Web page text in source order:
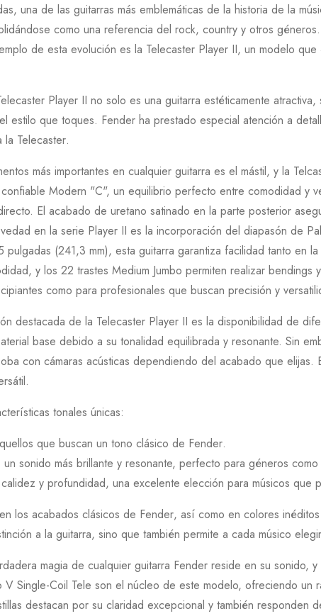
una de las guitarras más emblemáticas de la historia de la
como una referencia del rock, country y otros
de esta evolución es la Telecaster Player II, un modelo que
Player II no solo es una guitarra estéticamente
estilo que toques. Fender ha prestado especial atención a
la Telecaster.
más importantes en cualquier guitarra es el mástil, y la
Modern "C", un equilibrio perfecto entre comodidad y
El acabado de uretano satinado en la parte posterior
en la serie Player II es la incorporación del diapasón de
pulgadas (241,3 mm), esta guitarra garantiza facilidad tanto en
y los 22 trastes Medium Jumbo permiten realizar bendings
como para profesionales que buscan precisión y
destacada de la Telecaster Player II es la disponibilidad de
base debido a su tonalidad equilibrada y resonante. Sin
con cámaras acústicas dependiendo del acabado que
tonales únicas:
que buscan un tono clásico de Fender.
sonido más brillante y resonante, perfecto para géneros
y profundidad, una excelente elección para músicos que
los acabados clásicos de Fender, así como en colores
a la guitarra, sino que también permite a cada músico
magia de cualquier guitarra Fender reside en su sonido, y
V Single-Coil Tele son el núcleo de este modelo, ofreciendo un
destacan por su claridad excepcional y también